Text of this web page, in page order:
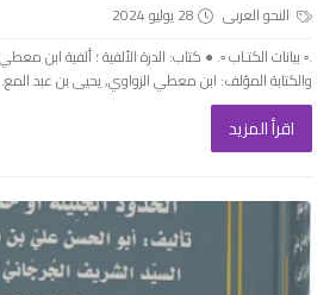
النحو العربى
28 يوليو 2024
.▫️ بيانات الكتـاب ▫️. ● كتاب: الدرة الألفية ؛ ألفية ابن
والكتابة المؤلف: ابن معطي الزواوي, يحيى بن عبد
اقرأ المزيد